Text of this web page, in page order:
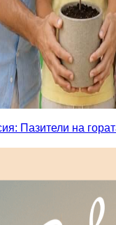
Пазители на